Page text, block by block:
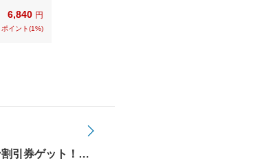
6,840 円
ポイント(1%)
割引券ゲット！